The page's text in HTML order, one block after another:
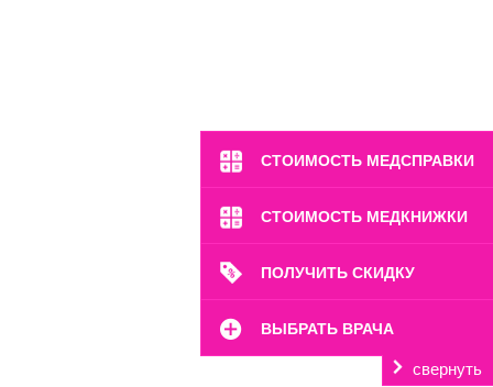
СТОИМОСТЬ МЕДСПРАВКИ
СТОИМОСТЬ МЕДКНИЖКИ
ПОЛУЧИТЬ СКИДКУ
ВЫБРАТЬ ВРАЧА
свернуть